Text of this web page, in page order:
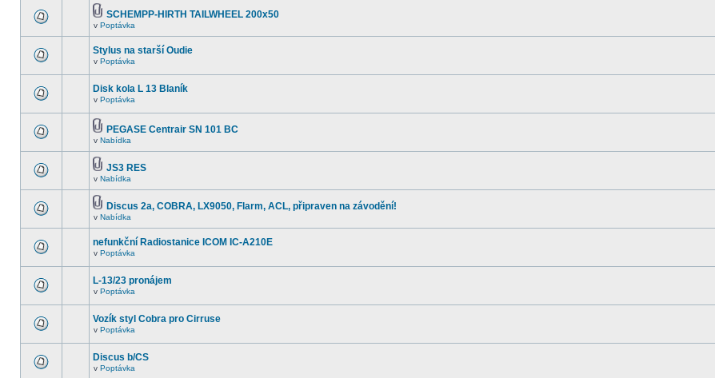
SCHEMPP-HIRTH TAILWHEEL 200x50
v Poptávka
Stylus na starší Oudie
v Poptávka
Disk kola L 13 Blaník
v Poptávka
PEGASE Centrair SN 101 BC
v Nabídka
JS3 RES
v Nabídka
Discus 2a, COBRA, LX9050, Flarm, ACL, připraven na závodění!
v Nabídka
nefunkční Radiostanice ICOM IC-A210E
v Poptávka
L-13/23 pronájem
v Poptávka
Vozík styl Cobra pro Cirruse
v Poptávka
Discus b/CS
v Poptávka